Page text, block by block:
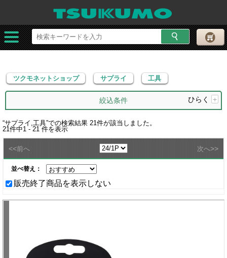
ツクモネットショップ サプライ
ツクモネットショップ サプライ 工具
絞込条件 ひらく +
“サプライ,工具”での検索結果 21件が該当しました。
21件中1 - 21 件を表示
<<前へ 次へ>>
並べ替え：
販売終了商品を表示しない